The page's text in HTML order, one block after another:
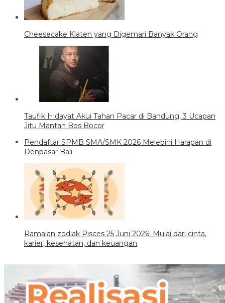
Cheesecake Klaten yang Digemari Banyak Orang
Taufik Hidayat Akui Tahan Pacar di Bandung, 3 Ucapan
Jitu Mantan Bos Bocor
Pendaftar SPMB SMA/SMK 2026 Melebihi Harapan di
Denpasar Bali
Ramalan zodiak Pisces 25 Juni 2026: Mulai dari cinta,
karier, kesehatan, dan keuangan